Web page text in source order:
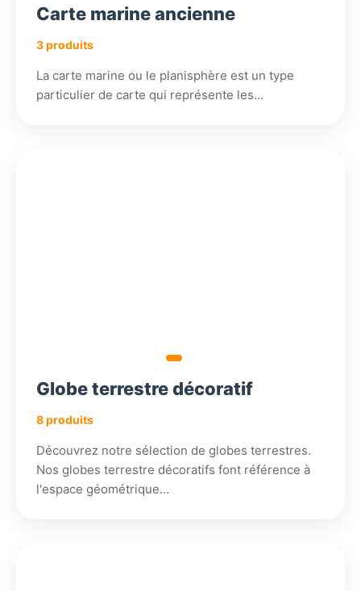
Carte marine ancienne
3 produits
La carte marine ou le planisphère est un type
particulier de carte qui représente les…
Globe terrestre décoratif
8 produits
Découvrez notre sélection de globes terrestres.
Nos globes terrestre décoratifs font référence à
l'espace géométrique…